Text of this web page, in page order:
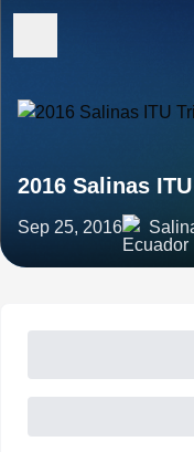
2016 Salinas
Sep 25, 2016